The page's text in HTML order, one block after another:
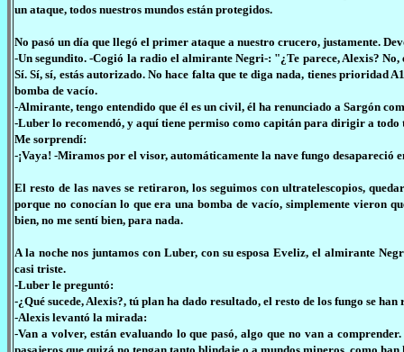
un ataque, todos nuestros mundos están protegidos.
No pasó un día que llegó el primer ataque a nuestro crucero, justamente.
-Un segundito. -Cogió la radio el almirante Negri-: "¿Te parece, Alexis?
Sí. Sí, sí, estás autorizado. No hace falta que te diga nada, tienes
bomba de vacío.
-Almirante, tengo entendido que él es un civil, él ha renunciado a Sargón
-Luber lo recomendó, y aquí tiene permiso como capitán para dirigir a
Me sorprendí:
-¡Vaya! -Miramos por el visor, automáticamente la nave fungo desapareció
El resto de las naves se retiraron, los seguimos con ultratelescopios,
porque no conocían lo que era una bomba de vacío, simplemente vieron
bien, no me sentí bien, para nada.
A la noche nos juntamos con Luber, con su esposa Eveliz, el almirante
casi triste.
-Luber le preguntó:
-¿Qué sucede, Alexis?, tú plan ha dado resultado, el resto de los fungo se
-Alexis levantó la mirada:
-Van a volver, están evaluando lo que pasó, algo que no van a